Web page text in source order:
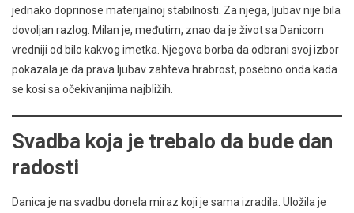
jednako doprinose materijalnoj stabilnosti. Za njega, ljubav nije bila
dovoljan razlog. Milan je, međutim, znao da je život sa Danicom
vredniji od bilo kakvog imetka. Njegova borba da odbrani svoj izbor
pokazala je da prava ljubav zahteva hrabrost, posebno onda kada
se kosi sa očekivanjima najbližih.
Svadba koja je trebalo da bude dan
radosti
Danica je na svadbu donela miraz koji je sama izradila. Uložila je